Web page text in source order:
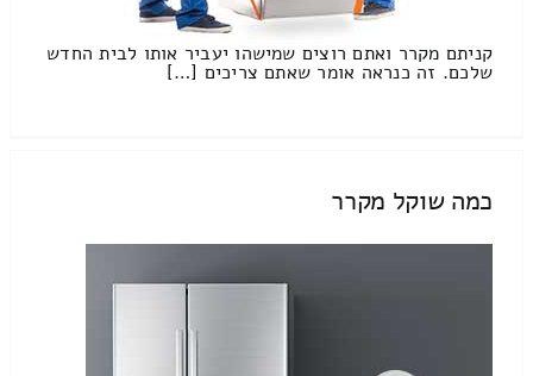
קניתם מקרר ואתם רוצים שמישהו יעביר אותו לבית החדש
שלכם. זה כנראה אומר שאתם צריכים […]
כמה שוקל מקרר